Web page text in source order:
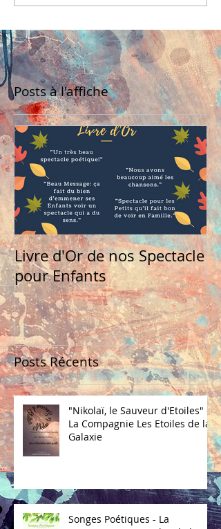
Posts à l'affiche
Livre d'Or de nos Spectacle
pour Enfants
Posts Récents
"Nikolaï, le Sauveur d'Etoiles" -
La Compagnie Les Etoiles de la
Galaxie
Songes Poétiques - La